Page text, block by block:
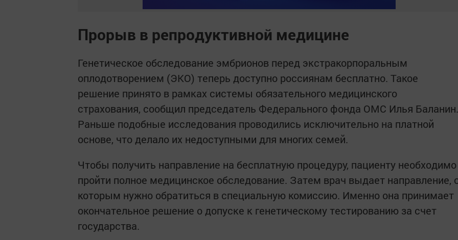
Прорыв в репродуктивной медицине
Генетическое обследование эмбрионов перед экстракорпоральным
оплодотворением (ЭКО) теперь доступно россиянам бесплатно. Такое
решение принято в рамках системы обязательного медицинского
страхования, сообщил председатель Федерального фонда ОМС Илья Баланин.
Раньше подобные исследования проводились исключительно на платной
основе, что делало их недоступными для многих семей.
Чтобы получить направление на бесплатную процедуру, пациенту необходимо
пройти полное медицинское обследование. Затем врач выдает направление,
которым нужно обратиться в специальную комиссию. Именно она принимает
окончательное решение о допуске к генетическому тестированию за счет
государства.